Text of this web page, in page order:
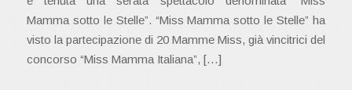
Mamma sotto le Stelle”. “Miss Mamma sotto le Stelle” ha
visto la partecipazione di 20 Mamme Miss, già vincitrici del
concorso “Miss Mamma Italiana”, […]